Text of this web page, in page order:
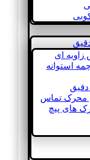
زاویه ای
استوانه
محرک تماس
های پیچ